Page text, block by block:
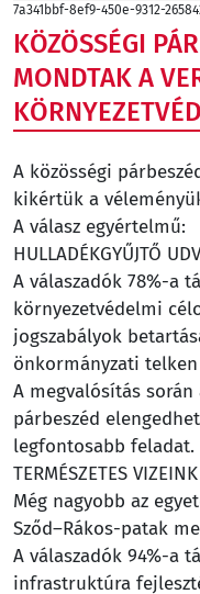
7a341bbf-8ef9-450e-9312-
KÖZÖSSÉGI
MONDTAK A
A közösségi
kikértük a
A válasz egyértelmű:
HULLADÉKGYŰJTŐ
A válaszadók 78%-a
környezetvédelmi
jogszabályok
önkormányzati
A megvalósítás
párbeszéd
legfontosabb feladat.
TERMÉSZETES
Még nagyobb az
Sződ–Rákos-patak
A válaszadók 94%-a
infrastruktúra